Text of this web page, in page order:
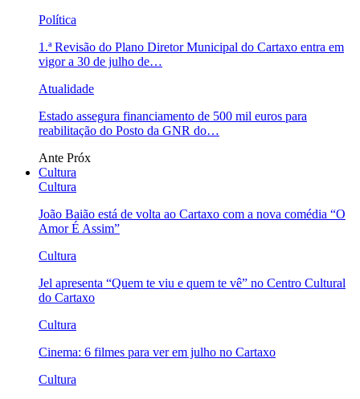
Política
1.ª Revisão do Plano Diretor Municipal do Cartaxo entra em
vigor a 30 de julho de…
Atualidade
Estado assegura financiamento de 500 mil euros para
reabilitação do Posto da GNR do…
Ante Próx
Cultura
Cultura
João Baião está de volta ao Cartaxo com a nova comédia “O
Amor É Assim”
Cultura
Jel apresenta “Quem te viu e quem te vê” no Centro Cultural
do Cartaxo
Cultura
Cinema: 6 filmes para ver em julho no Cartaxo
Cultura